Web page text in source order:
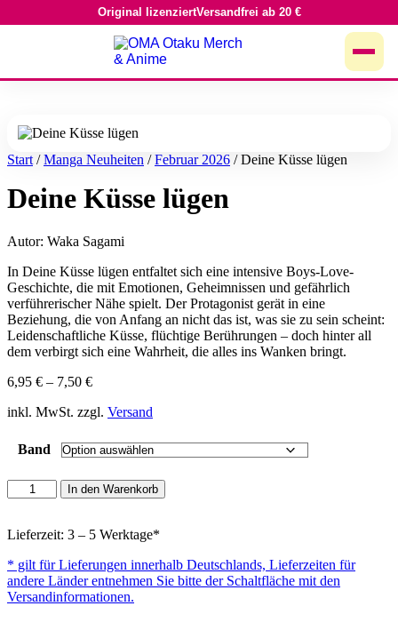
Inhalt
Original lizenziertVersandfrei ab 20 €
Start /Manga Neuheiten /Februar 2026 / Deine Küsse lügen
Deine Küsse lügen
Autor: Waka Sagami
In Deine Küsse lügen entfaltet sich eine intensive Boys-Love-
Geschichte, die mit Emotionen, Geheimnissen und gefährlich
verführerischer Nähe spielt. Der Protagonist gerät in eine
Beziehung, die von Anfang an nicht das ist, was sie zu sein scheint:
Leidenschaftliche Küsse, flüchtige Berührungen – doch hinter all
dem verbirgt sich eine Wahrheit, die alles ins Wanken bringt.
6,95 € – 7,50 €
inkl. MwSt. zzgl. Versand
Band
Deine
Küsse
Menge
In den Warenkorb
Lieferzeit: 3 – 5 Werktage*
* gilt für Lieferungen innerhalb Deutschlands, Lieferzeiten für
andere Länder entnehmen Sie bitte der Schaltfläche mit den
Versandinformationen.